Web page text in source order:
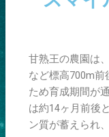
甘熟王の農園は
など標高700m
ため育成期間が
は約14ヶ月前後
ン質が蓄えられ